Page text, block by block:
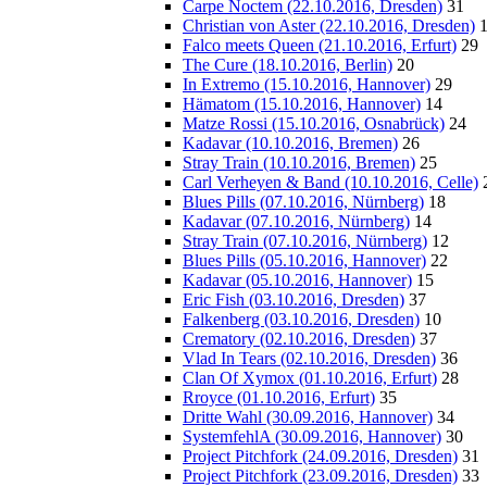
Carpe Noctem (22.10.2016, Dresden) 31
Christian von Aster (22.10.2016, Dresden)
Falco meets Queen (21.10.2016, Erfurt) 29
The Cure (18.10.2016, Berlin) 20
In Extremo (15.10.2016, Hannover) 29
Hämatom (15.10.2016, Hannover) 14
Matze Rossi (15.10.2016, Osnabrück) 24
Kadavar (10.10.2016, Bremen) 26
Stray Train (10.10.2016, Bremen) 25
Carl Verheyen & Band (10.10.2016, Celle)
Blues Pills (07.10.2016, Nürnberg) 18
Kadavar (07.10.2016, Nürnberg) 14
Stray Train (07.10.2016, Nürnberg) 12
Blues Pills (05.10.2016, Hannover) 22
Kadavar (05.10.2016, Hannover) 15
Eric Fish (03.10.2016, Dresden) 37
Falkenberg (03.10.2016, Dresden) 10
Crematory (02.10.2016, Dresden) 37
Vlad In Tears (02.10.2016, Dresden) 36
Clan Of Xymox (01.10.2016, Erfurt) 28
Rroyce (01.10.2016, Erfurt) 35
Dritte Wahl (30.09.2016, Hannover) 34
SystemfehlA (30.09.2016, Hannover) 30
Project Pitchfork (24.09.2016, Dresden) 31
Project Pitchfork (23.09.2016, Dresden) 33